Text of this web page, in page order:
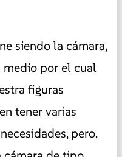
siendo la cámara,
medio por el cual
figuras
tener varias
pero,